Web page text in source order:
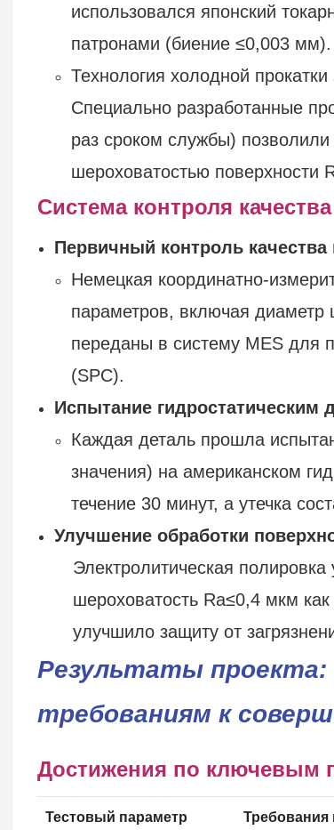
использовался японский
патронами (биение ≤0,003 мм).
Технология холодной
Специально разработанные
раз сроком службы) позволили
шероховатостью поверхности
Система контроля
Первичный контроль
Немецкая координатно-
параметров, включая
переданы в систему MES для
(SPC).
Испытание гидростатическим
Каждая деталь прошла
значения) на американском
течение 30 минут, а утечка
Улучшение обработки
Электролитическая
шероховатость Ra≤0,4 мкм
улучшило защиту от
Результаты
требованиям к
Достижения по ключевым
Тестовый параметр Требования